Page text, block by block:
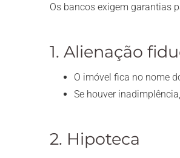
Os bancos exigem garantias
1. Alienação
O imóvel fica no nome
Se houver
2. Hipoteca